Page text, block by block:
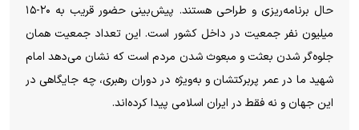
حال برنامه‌ریزی و طراحی هستند. پیش‌بینی حضور قریب به ۲۰-۱۵
میلیون نفر جمعیت در داخل کشور است. این تعداد جمعیت همان
جلوه‌گر شدن بعثت و مبعوث شدن مردم است که نشان می‌دهد امام
شهید ما در عمر پربرکتشان و به‌ویژه در دوران رهبری، چه جایگاهی در
این جهان و نه فقط در ایران اسلامی پیدا کرده‌اند.